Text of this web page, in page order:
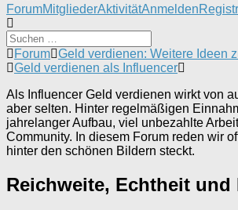
Forum-
Navigation
ForumMitgliederAktivitätAnmelden
Forum-
Breadcrumbs
Du
bist
hier:
Forum Geld verdienen: Weitere Ideen
Geld verdienen als Influencer
Als Influencer Geld verdienen wirkt von
aber selten. Hinter regelmäßigen
jahrelanger Aufbau, viel unbezahlte
Community. In diesem Forum reden wir
hinter den schönen Bildern steckt.
Reichweite, Echtheit und